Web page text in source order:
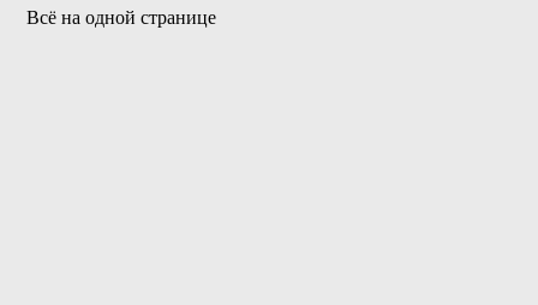
Всё на одной странице